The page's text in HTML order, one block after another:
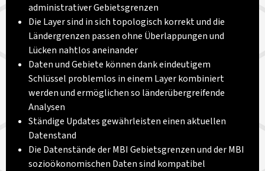
administrativer Gebietsgrenzen
Die Layer sind in sich topologisch korrekt und die
Ländergrenzen passen ohne Überlappungen und
Lücken nahtlos aneinander
Daten und Gebiete können dank eindeutigem
Schlüssel problemlos in einem Layer kombiniert
werden und ermöglichen so länderübergreifende
Analysen
Ständige Updates gewährleisten einen aktuellen
Datenstand
Die Datenstände der MBI Gebietsgrenzen und der MBI
sozioökonomischen Daten sind kompatibel